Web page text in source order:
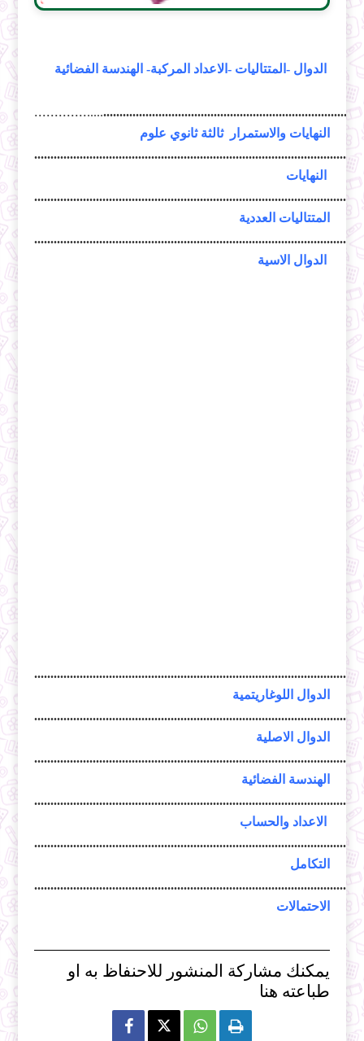
الدوال -المتتاليات -الاعداد المركبة- الهندسة الفضائية
..................
النهايات والاستمرار ثالثة ثانوي علوم
المتتاليات العددية
الدوال اللوغاريتمية
الدوال الاصلية
الهندسة الفضائية
الاعداد والحساب
التكامل
الاحتمالات
يمكنك مشاركة المنشور للاحنفاظ به او
طباعته هنا
  